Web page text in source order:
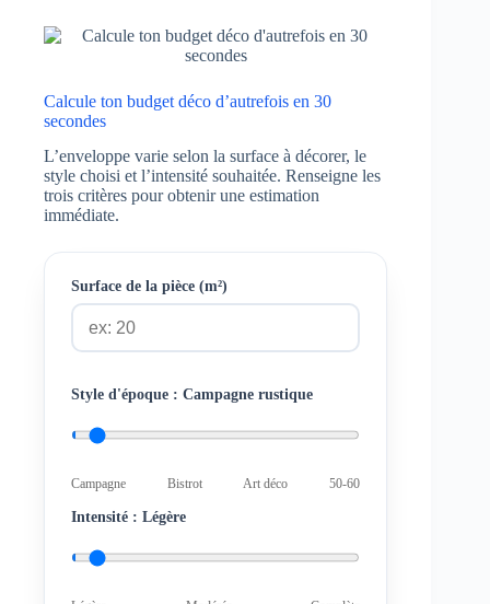
Calcule ton budget déco d’autrefois en 30
secondes
L’enveloppe varie selon la surface à décorer, le
style choisi et l’intensité souhaitée. Renseigne les
trois critères pour obtenir une estimation
immédiate.
Surface de la pièce (m²)
Style d'époque : Campagne rustique
Campagne Bistrot Art déco 50-60
Intensité : Légère